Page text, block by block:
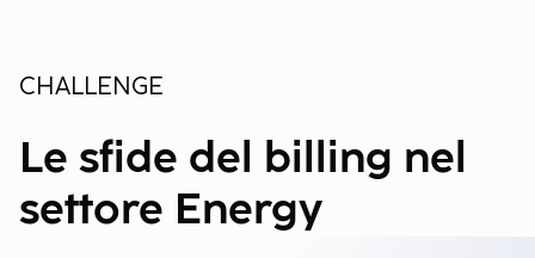
CHALLENGE
Le sfide del billing nel
settore Energy